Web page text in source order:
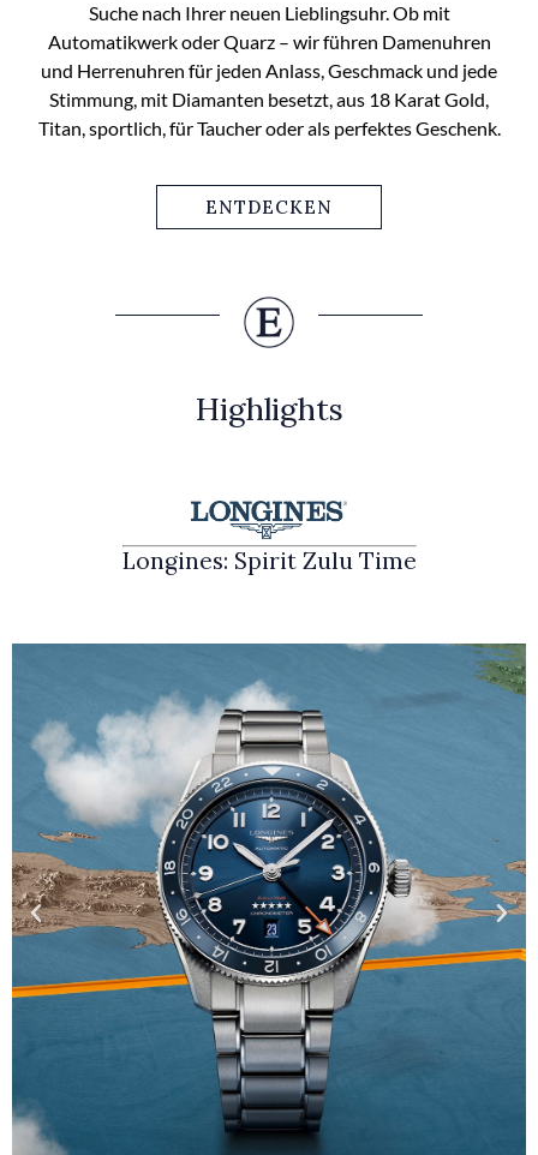
Suche nach Ihrer neuen Lieblingsuhr. Ob mit
Automatikwerk oder Quarz – wir führen Damenuhren
und Herrenuhren für jeden Anlass, Geschmack und jede
Stimmung, mit Diamanten besetzt, aus 18 Karat Gold,
Titan, sportlich, für Taucher oder als perfektes Geschenk.
ENTDECKEN
Highlights
Longines: Spirit Zulu Time